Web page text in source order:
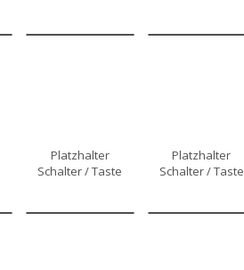
Platzhalter
Schalter / Taste
Platzhalter
Schalter / Taste